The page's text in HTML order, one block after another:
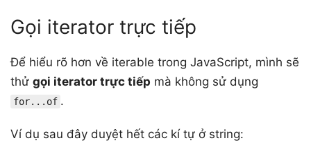
Gọi iterator trực tiếp
Để hiểu rõ hơn về iterable trong JavaScript, mình sẽ
thử gọi iterator trực tiếp mà không sử dụng
for...of .
Ví dụ sau đây duyệt hết các kí tự ở string: